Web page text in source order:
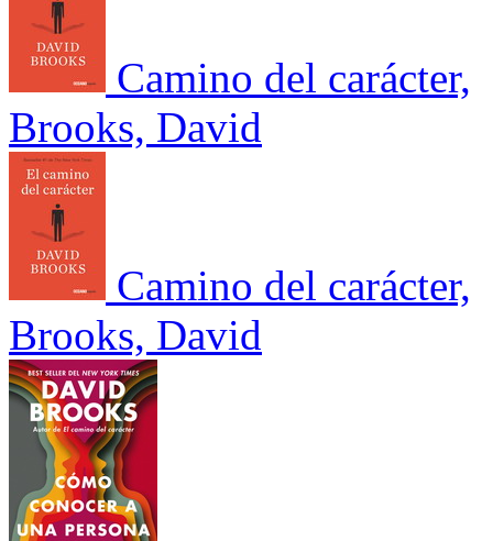
Camino del carácter,
Brooks, David
Camino del carácter,
Brooks, David